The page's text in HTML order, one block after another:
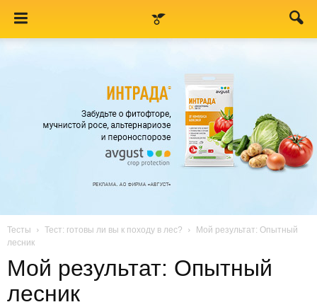
Тесты Тест: готовы ли вы к походу в лес?
Мой результат: Опытный
лесник
Мой результат: Опытный
лесник